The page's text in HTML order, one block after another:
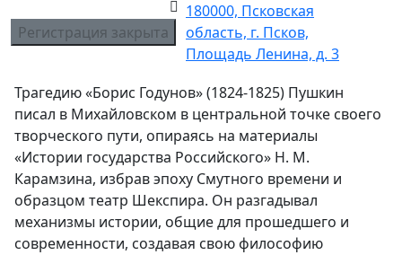
180000, Псковская
область, г. Псков,
Площадь Ленина, д. 3
Регистрация закрыта
Трагедию «Борис Годунов» (1824-1825) Пушкин
писал в Михайловском в центральной точке своего
творческого пути, опираясь на материалы
«Истории государства Российского» Н. М.
Карамзина, избрав эпоху Смутного времени и
образцом театр Шекспира. Он разгадывал
механизмы истории, общие для прошедшего и
современности, создавая свою философию